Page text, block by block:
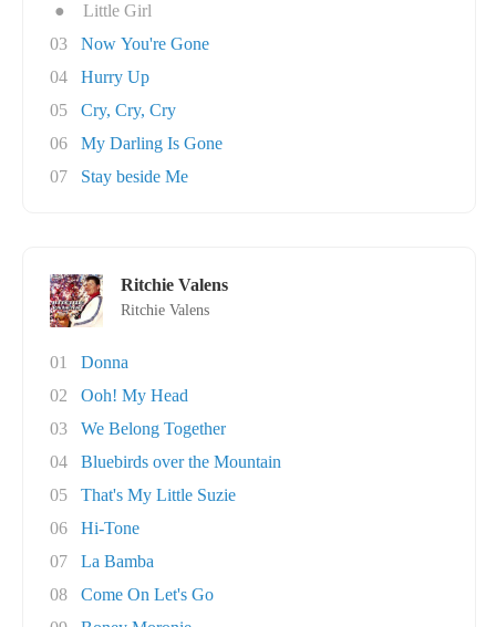
●
Little Girl
03
Now You're Gone
04
Hurry Up
05
Cry, Cry, Cry
06
My Darling Is Gone
07
Stay beside Me
Ritchie Valens
Ritchie Valens
01
Donna
02
Ooh! My Head
03
We Belong Together
04
Bluebirds over the Mountain
05
That's My Little Suzie
06
Hi-Tone
07
La Bamba
08
Come On Let's Go